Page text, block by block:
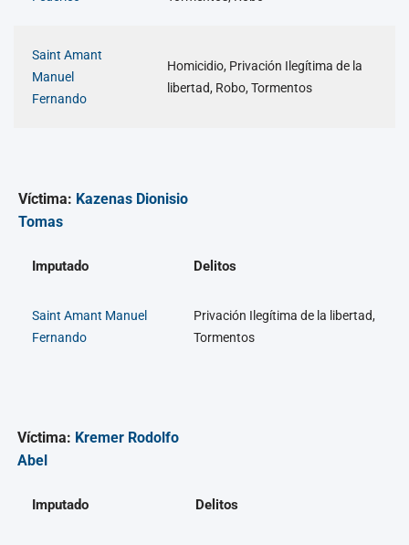
Saint Amant
Manuel
Fernando
Homicidio, Privación Ilegítima de la
libertad, Robo, Tormentos
Víctima: Kazenas Dionisio
Tomas
Imputado Delitos
Saint Amant Manuel
Fernando
Privación Ilegítima de la libertad,
Tormentos
Víctima: Kremer Rodolfo
Abel
Imputado Delitos